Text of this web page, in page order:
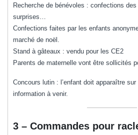
Recherche de bénévoles : confections
surprises…
Confections faites par les enfants
marché de noël.
Stand à gâteaux : vendu pour les CE2
Parents de maternelle vont être sollicités
Concours lutin : l’enfant doit apparaître
information à venir.
3 – Commandes pour